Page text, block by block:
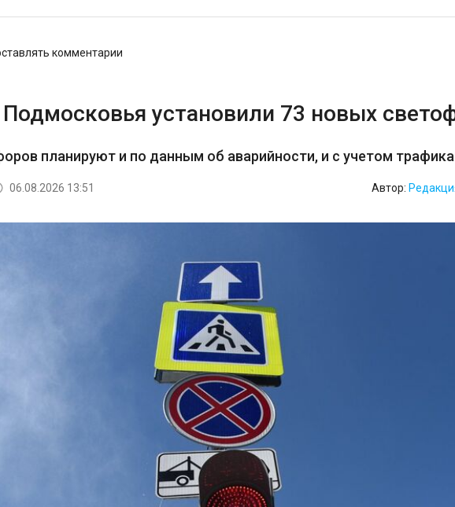
комментарии
установили 73 новых
планируют и по данным об аварийности, и с учетом трафика
06.08.2026 13:51 Автор: